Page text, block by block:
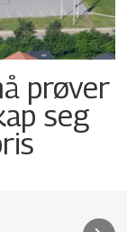
prøver
seg